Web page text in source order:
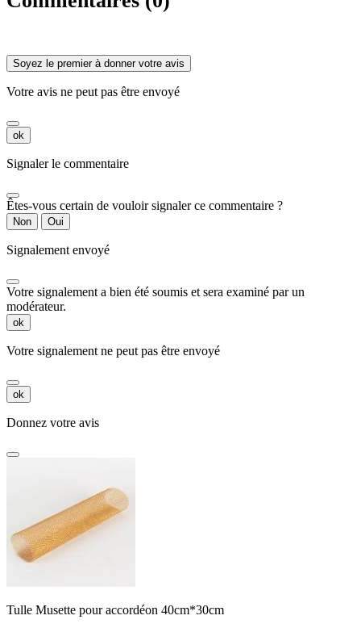
Soyez le premier à donner votre avis
Votre avis ne peut pas être envoyé
ok
Signaler le commentaire
Êtes-vous certain de vouloir signaler ce commentaire ?
Non Oui
Signalement envoyé
Votre signalement a bien été soumis et sera examiné par un
modérateur.
ok
Votre signalement ne peut pas être envoyé
ok
Donnez votre avis
Tulle Musette pour accordéon 40cm*30cm